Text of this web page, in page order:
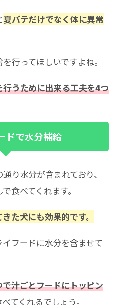
夏バテだけでなく体に異常
行ってほしいですよね。
行うために出来る工夫を4つ
ドで水分補給
り水分が含まれており、
食べてくれます。
た犬にも効果的です。
フードに水分を含ませて
汁ごとフードにトッピン
てくれるでしょう。